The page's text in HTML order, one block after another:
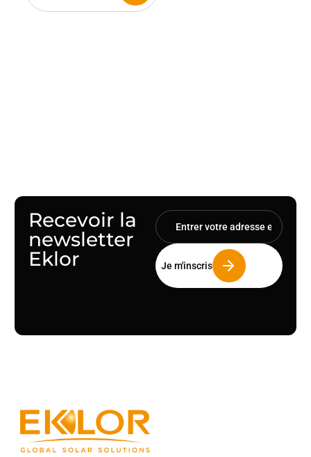
Recevoir la
newsletter
Eklor